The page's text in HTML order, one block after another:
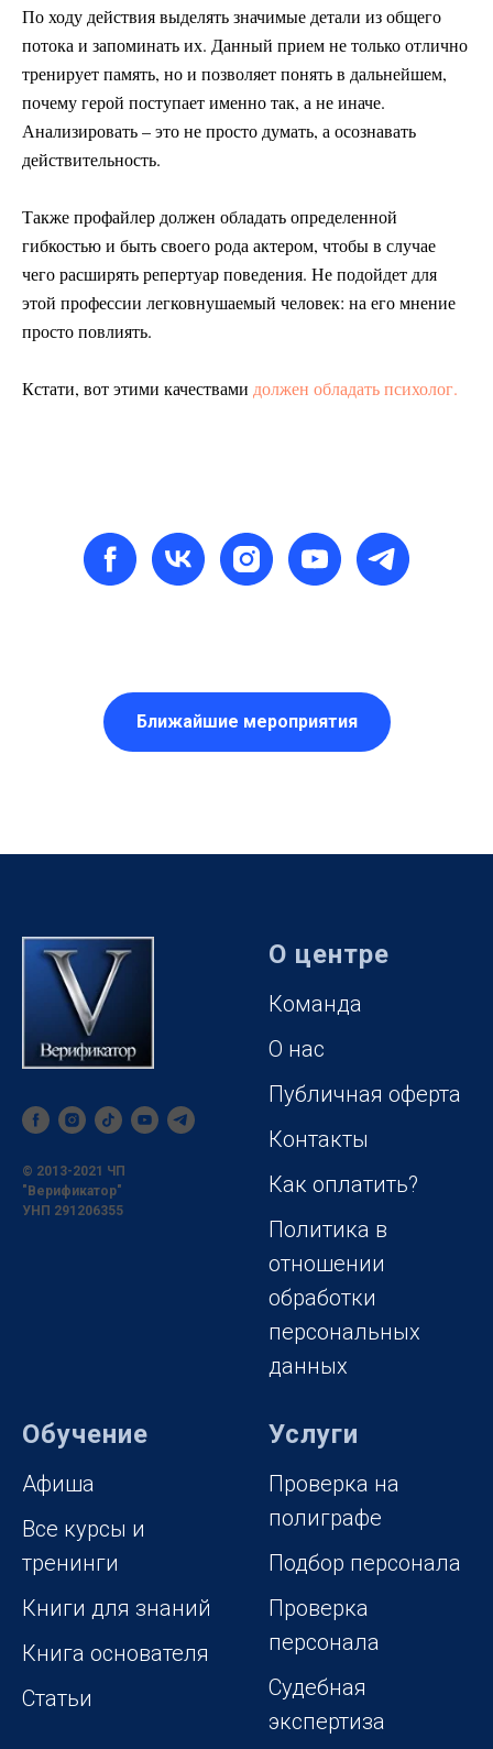
По ходу действия выделять значимые детали из общего
потока и запоминать их. Данный прием не только отлично
тренирует память, но и позволяет понять в дальнейшем,
почему герой поступает именно так, а не иначе.
Анализировать – это не просто думать, а осознавать
действительность.
Также профайлер должен обладать определенной
гибкостью и быть своего рода актером, чтобы в случае
чего расширять репертуар поведения. Не подойдет для
этой профессии легковнушаемый человек: на его мнение
просто повлиять.
Кстати, вот этими качествами должен обладать психолог.
Ближайшие мероприятия
© 2013-2021 ЧП
"Верификатор"
УНП 291206355
О центре
Команда
О нас
Публичная оферта
Контакты
Как оплатить?
Политика в
отношении
обработки
персональных
данных
Обучение
Афиша
Все курсы и
тренинги
Книги для знаний
Книга основателя
Статьи
Услуги
Проверка на
полиграфе
Подбор персонала
Проверка
персонала
Судебная
экспертиза